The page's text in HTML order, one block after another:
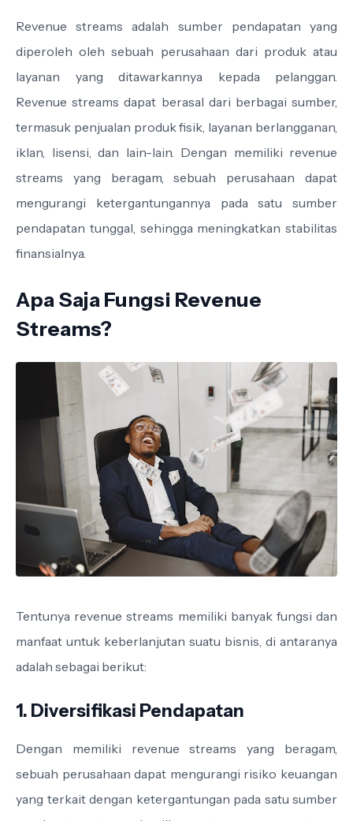
Revenue streams adalah sumber pendapatan yang
diperoleh oleh sebuah perusahaan dari produk atau
layanan yang ditawarkannya kepada pelanggan.
Revenue streams dapat berasal dari berbagai sumber,
termasuk penjualan produk fisik, layanan berlangganan,
iklan, lisensi, dan lain-lain. Dengan memiliki revenue
streams yang beragam, sebuah perusahaan dapat
mengurangi ketergantungannya pada satu sumber
pendapatan tunggal, sehingga meningkatkan stabilitas
finansialnya.
Apa Saja Fungsi Revenue
Streams?
Tentunya revenue streams memiliki banyak fungsi dan
manfaat untuk keberlanjutan suatu bisnis, di antaranya
adalah sebagai berikut:
1. Diversifikasi Pendapatan
Dengan memiliki revenue streams yang beragam,
sebuah perusahaan dapat mengurangi risiko keuangan
yang terkait dengan ketergantungan pada satu sumber